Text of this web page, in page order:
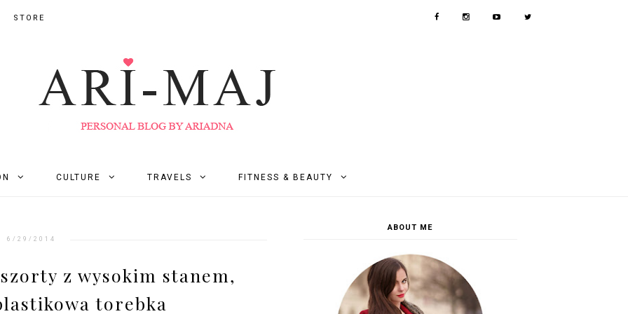
STORE
CULTURE TRAVELS FITNESS & BEAUTY
6/29/2014
z wysokim stanem,
torebka
ABOUT ME